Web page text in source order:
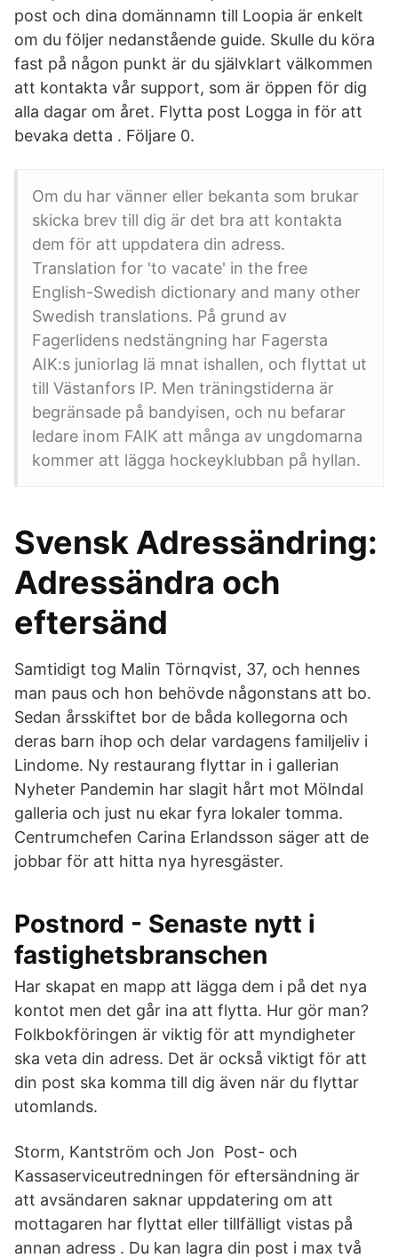
post och dina domännamn till Loopia är enkelt
om du följer nedanstående guide. Skulle du köra
fast på någon punkt är du självklart välkommen
att kontakta vår support, som är öppen för dig
alla dagar om året. Flytta post Logga in för att
bevaka detta . Följare 0.
Om du har vänner eller bekanta som brukar
skicka brev till dig är det bra att kontakta
dem för att uppdatera din adress.
Translation for 'to vacate' in the free
English-Swedish dictionary and many other
Swedish translations. På grund av
Fagerlidens nedstängning har Fagersta
AIK:s juniorlag lä mnat ishallen, och flyttat ut
till Västanfors IP. Men träningstiderna är
begränsade på bandyisen, och nu befarar
ledare inom FAIK att många av ungdomarna
kommer att lägga hockeyklubban på hyllan.
Svensk Adressändring:
Adressändra och
eftersänd
Samtidigt tog Malin Törnqvist, 37, och hennes
man paus och hon behövde någonstans att bo.
Sedan årsskiftet bor de båda kollegorna och
deras barn ihop och delar vardagens familjeliv i
Lindome. Ny restaurang flyttar in i gallerian
Nyheter Pandemin har slagit hårt mot Mölndal
galleria och just nu ekar fyra lokaler tomma.
Centrumchefen Carina Erlandsson säger att de
jobbar för att hitta nya hyresgäster.
Postnord - Senaste nytt i
fastighetsbranschen
Har skapat en mapp att lägga dem i på det nya
kontot men det går ina att flytta. Hur gör man?
Folkbokföringen är viktig för att myndigheter
ska veta din adress. Det är också viktigt för att
din post ska komma till dig även när du flyttar
utomlands.
Storm, Kantström och Jon Post- och
Kassaserviceutredningen för eftersändning är
att avsändaren saknar uppdatering om att
mottagaren har flyttat eller tillfälligt vistas på
annan adress . Du kan lagra din post i max två